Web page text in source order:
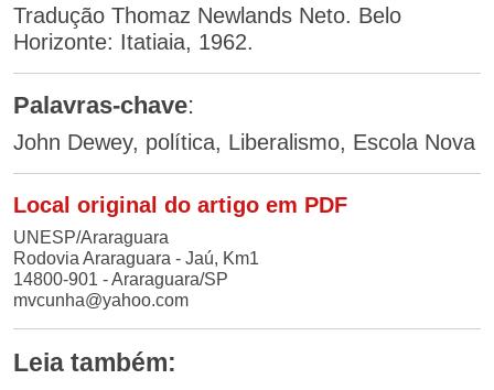
Tradução Thomaz Newlands Neto. Belo
Horizonte: Itatiaia, 1962.
Palavras-chave:
John Dewey, política, Liberalismo, Escola Nova
Local original do artigo em PDF
UNESP/Araraguara
Rodovia Araraguara - Jaú, Km1
14800-901 - Araraguara/SP
mvcunha@yahoo.com
Leia também: